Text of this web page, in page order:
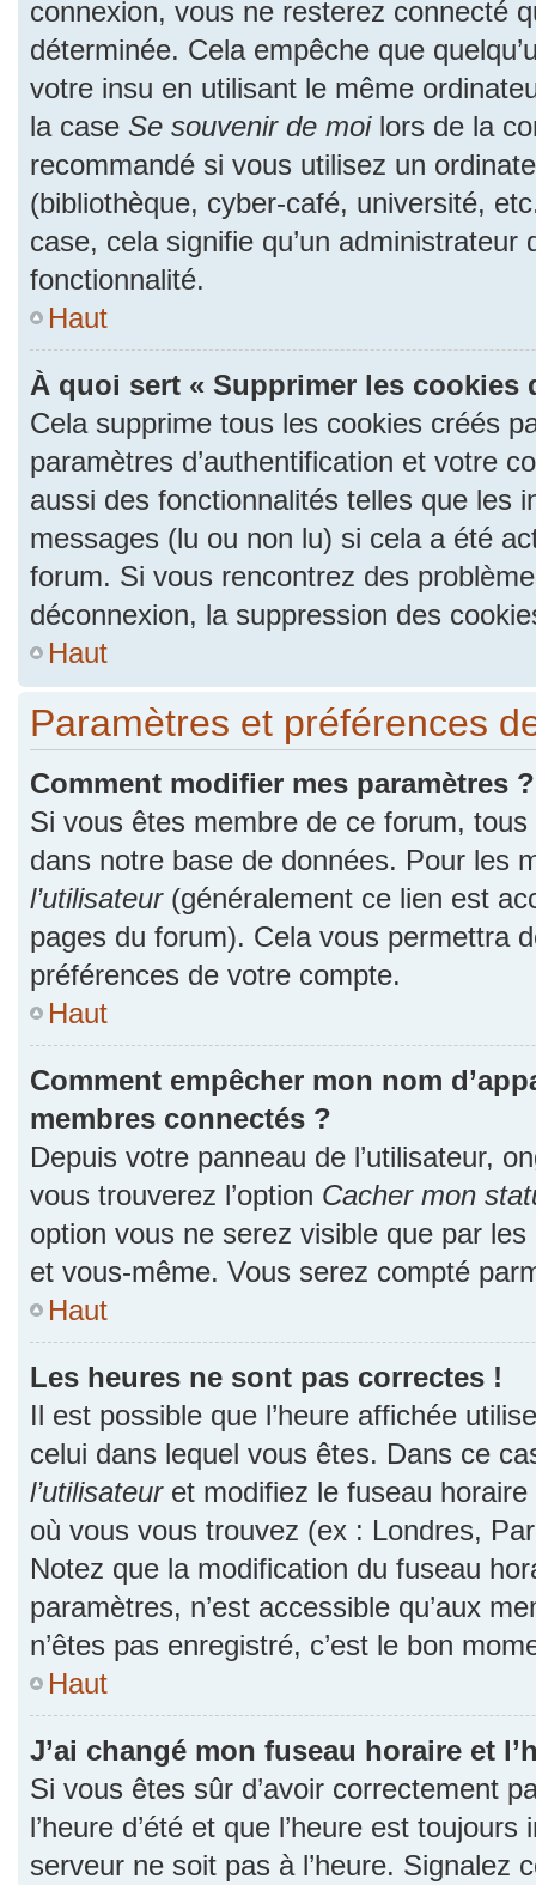
connexion, vous ne resterez connecté
déterminée. Cela empêche que
votre insu en utilisant le même
la case Se souvenir de moilors de la
recommandé si vous utilisez un
(bibliothèque, cyber-café, université,
case, cela signifie qu’un
fonctionnalité.
Haut
À quoi sert « Supprimer les cookies
Cela supprime tous les cookies créés
paramètres d’authentification et votre
aussi des fonctionnalités telles que les
messages (lu ou non lu) si cela a été
forum. Si vous rencontrez des
déconnexion, la suppression des
Haut
Paramètres et préférences
Comment modifier mes paramètres ?
Si vous êtes membre de ce forum,
dans notre base de données. Pour les
l’utilisateur(généralement ce lien est
pages du forum). Cela vous permettra
préférences de votre compte.
Haut
Comment empêcher mon nom
membres connectés ?
Depuis votre panneau de l’utilisateur,
vous trouverez l’option Cacher mon
option vous ne serez visible que par
et vous-même. Vous serez compté
Haut
Les heures ne sont pas correctes !
Il est possible que l’heure affichée
celui dans lequel vous êtes. Dans ce
l’utilisateuret modifiez le fuseau horaire
où vous vous trouvez (ex : Londres,
Notez que la modification du fuseau
paramètres, n’est accessible qu’aux
n’êtes pas enregistré, c’est le bon
Haut
J’ai changé mon fuseau horaire et
Si vous êtes sûr d’avoir correctement
l’heure d’été et que l’heure est
serveur ne soit pas à l’heure. Signalez